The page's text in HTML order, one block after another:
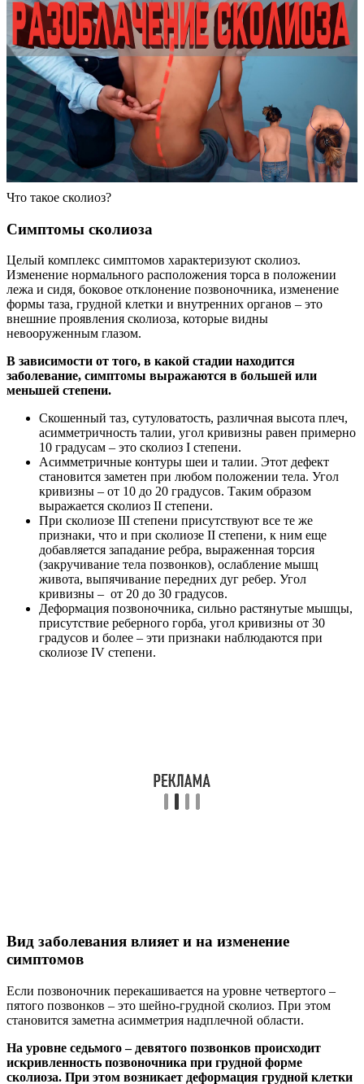
Что такое сколиоз?
Симптомы сколиоза
Целый комплекс симптомов характеризуют сколиоз.
Изменение нормального расположения торса в положении
лежа и сидя, боковое отклонение позвоночника, изменение
формы таза, грудной клетки и внутренних органов – это
внешние проявления сколиоза, которые видны
невооруженным глазом.
В зависимости от того, в какой стадии находится
заболевание, симптомы выражаются в большей или
меньшей степени.
Скошенный таз, сутуловатость, различная высота плеч,
асимметричность талии, угол кривизны равен примерно
10 градусам – это сколиоз I степени.
Асимметричные контуры шеи и талии. Этот дефект
становится заметен при любом положении тела. Угол
кривизны – от 10 до 20 градусов. Таким образом
выражается сколиоз II степени.
При сколиозе III степени присутствуют все те же
признаки, что и при сколиозе II степени, к ним еще
добавляется западание ребра, выраженная торсия
(закручивание тела позвонков), ослабление мышц
живота, выпячивание передних дуг ребер. Угол
кривизны – от 20 до 30 градусов.
Деформация позвоночника, сильно растянутые мышцы,
присутствие реберного горба, угол кривизны от 30
градусов и более – эти признаки наблюдаются при
сколиозе IV степени.
Вид заболевания влияет и на изменение
симптомов
Если позвоночник перекашивается на уровне четвертого –
пятого позвонков – это шейно-грудной сколиоз. При этом
становится заметна асимметрия надплечной области.
На уровне седьмого – девятого позвонков происходит
искривленность позвоночника при грудной форме
сколиоза. При этом возникает деформация грудной клетки